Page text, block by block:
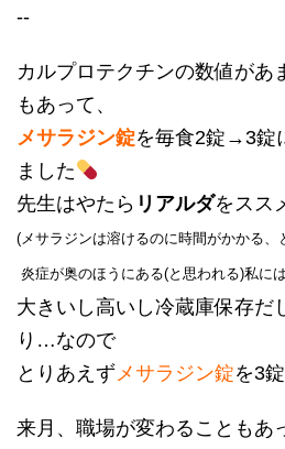
--
カルプロテクチンの数値があ
もあって、
メサラジン錠を毎食2錠→3錠
ました
先生はやたら リアルダをスス
(メサラジンは溶けるのに時間がかかる、
炎症が奥のほうにある(と思われる)私に
大きいし高いし冷蔵庫保存だ
り…なので
とりあえずメサラジン錠を3
来月、職場が変わることもあ